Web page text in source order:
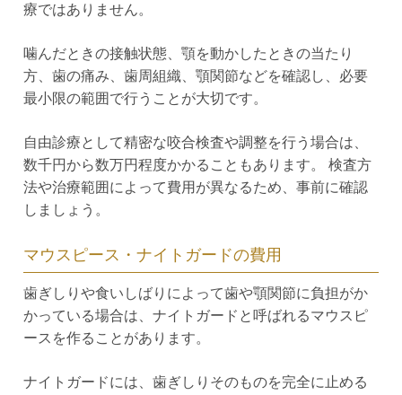
療ではありません。
噛んだときの接触状態、顎を動かしたときの当たり
方、歯の痛み、歯周組織、顎関節などを確認し、必要
最小限の範囲で行うことが大切です。
自由診療として精密な咬合検査や調整を行う場合は、
数千円から数万円程度かかることもあります。 検査方
法や治療範囲によって費用が異なるため、事前に確認
しましょう。
マウスピース・ナイトガードの費用
歯ぎしりや食いしばりによって歯や顎関節に負担がか
かっている場合は、ナイトガードと呼ばれるマウスピ
ースを作ることがあります。
ナイトガードには、歯ぎしりそのものを完全に止める